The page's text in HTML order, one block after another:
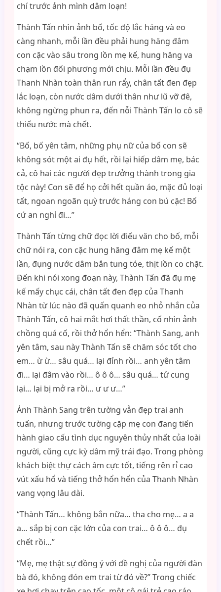
chí trước ảnh mình dâm loạn!
Thành Tấn nhìn ảnh bố, tốc độ lắc háng và eo
càng nhanh, mỗi lần đều phải hung hăng đâm
con cặc vào sâu trong lồn mẹ kế, hung hăng va
chạm lồn đối phương mới chịu. Mỗi lần đều đụ
Thanh Nhàn toàn thân run rẩy, chân tất đen đẹp
lắc loạn, còn nước dâm dưới thân như lũ vỡ đê,
không ngừng phun ra, đến nỗi Thành Tấn lo cô sẽ
thiếu nước mà chết.
“Bố, bố yên tâm, những phụ nữ của bố con sẽ
không sót một ai đụ hết, rồi lại hiếp dâm mẹ, bác
cả, cô hai các người đẹp trưởng thành trong gia
tộc này! Con sẽ để họ cởi hết quần áo, mặc đủ loại
tất, ngoan ngoãn quỳ trước háng con bú cặc! Bố
cứ an nghỉ đi…”
Thành Tấn từng chữ đọc lời điếu văn cho bố, mỗi
chữ nói ra, con cặc hung hăng đâm mẹ kế một
lần, đụng nước dâm bắn tung tóe, thịt lồn co chặt.
Đến khi nói xong đoạn này, Thành Tấn đã đụ mẹ
kế mấy chục cái, chân tất đen đẹp của Thanh
Nhàn từ lúc nào đã quấn quanh eo nhỏ nhắn của
Thành Tấn, cô hai mắt hơi thất thần, cố nhìn ảnh
chồng quá cố, rồi thở hổn hển: “Thành Sang, anh
yên tâm, sau này Thành Tấn sẽ chăm sóc tốt cho
em… ừ ừ… sâu quá… lại đỉnh rồi… anh yên tâm
đi… lại đâm vào rồi… ô ô ô… sâu quá… tử cung
lại… lại bị mở ra rồi… ư ư ư…”
Ảnh Thành Sang trên tường vẫn đẹp trai anh
tuấn, nhưng trước tường cặp mẹ con đang tiến
hành giao cấu tình dục nguyên thủy nhất của loài
người, cũng cực kỳ dâm mỹ trái đạo. Trong phòng
khách biệt thự cách âm cực tốt, tiếng rên rỉ cao
vút xấu hổ và tiếng thở hổn hển của Thanh Nhàn
vang vọng lâu dài.
“Thành Tấn… không bắn nữa… tha cho mẹ… a a
a… sắp bị con cặc lớn của con trai… ô ô ô… đụ
chết rồi…”
“Mẹ, mẹ thật sự đồng ý với đề nghị của người đàn
bà đó, không đón em trai từ đó về?” Trong chiếc